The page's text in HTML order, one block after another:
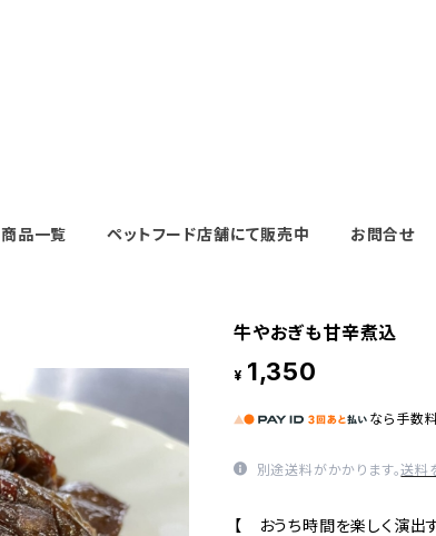
商品一覧 ペットフード店舗にて販売中 お問合せ
牛やおぎも甘辛煮込
¥ 1,350
なら 手数
別途送料がかかります。送料
【 おうち時間を楽しく演出